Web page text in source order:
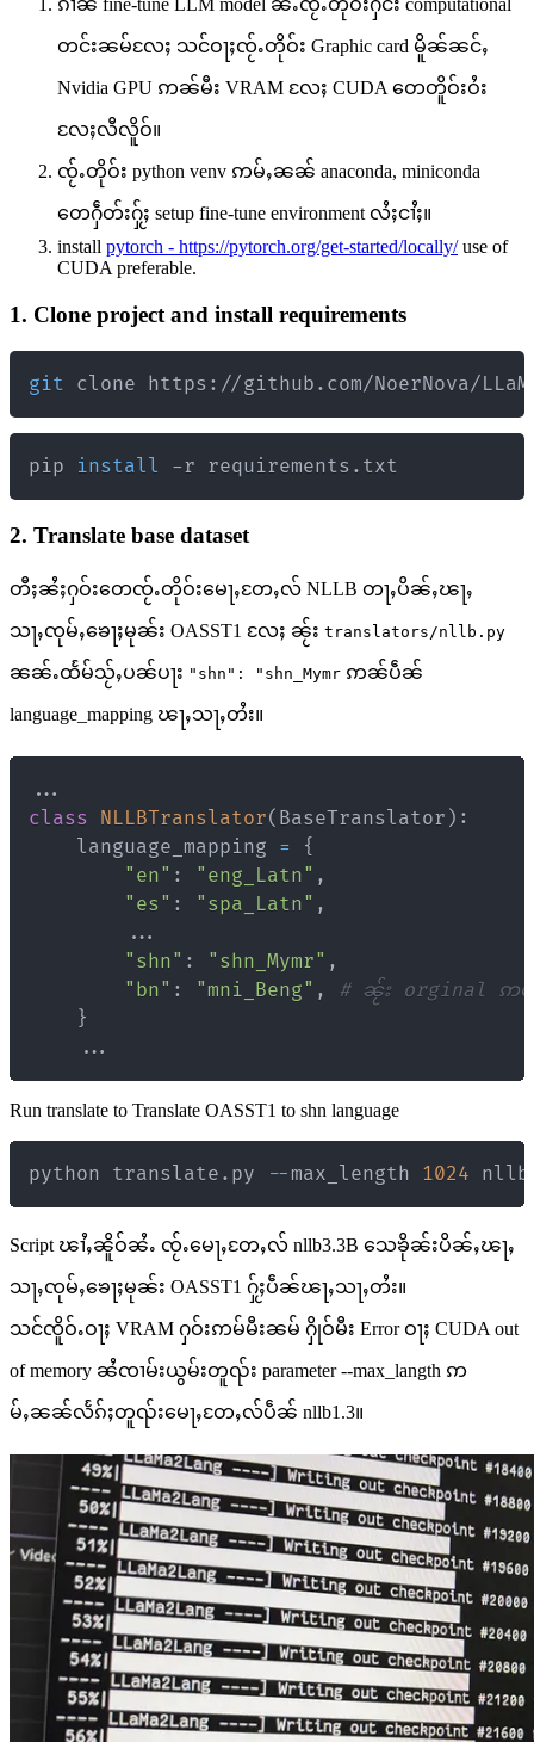
ၵၢၼ် fine-tune LLM model ၼႆႉၸႂ်ႉတိုဝ်းႁႅင်း computational
တင်းၼမ်လႄႈ သင်ဝႃႈၸႂ်ႉတိုဝ်း Graphic card မိူၼ်ၼင်ႇ
Nvidia GPU ဢၼ်မီး VRAM လႄႈ CUDA တေတိူဝ်းဝႆး
လႄႈလီလိူဝ်။
ၸႂ်ႉတိုဝ်း python venv ဢမ်ႇၼၼ် anaconda, miniconda
တေႁဵတ်းႁႂ်ႈ setup fine-tune environment လႆႈငၢႆႈ။
install pytorch - https://pytorch.org/get-started/locally/use of
CUDA preferable.
1. Clone project and install requirements
git clone https://github.com/NoerNova/
pip install -r requirements.txt
2. Translate base dataset
တီႈၼႆႈႁဝ်းတေၸႂ်ႉတိုဝ်းမေႃႇတႄႇလ် NLLB တႃႇပိၼ်ႇၽႃႇ
သႃႇၸုမ်ႇၶေႃႈမုၼ်း OASST1 လႄႈ ၼႂ်း translators/nllb.py
ၼၼ်ႉထႅမ်သႂ်ႇပၼ်ပႃး "shn": "shn_Mymr ဢၼ်ပဵၼ်
language_mapping ၽႃႇသႃႇတႆး။
...
class NLLBTranslator( BaseTranslator ) :
    language_mapping
=
{
"en" : "eng_Latn" ,
"es" : "spa_Latn" ,
...
"shn" : "shn_Mymr" ,
"bn" : "mni_Beng" ,
# ၼႂ်း orginal ဢမ်ႇ
}
...
Run translate to Translate OASST1 to shn language
python translate . py --max_length 1024
Script ၽၢႆႇၼိူဝ်ၼႆႉ ၸႂ်ႉမေႃႇတႄႇလ် nllb3.3B သေၶိုၼ်းပိၼ်ႇၽႃႇ
သႃႇၸုမ်ႇၶေႃႈမုၼ်း OASST1 ႁႂ်ႈပဵၼ်ၽႃႇသႃႇတႆး။
သင်ၸိူဝ်ႉဝႃႈ VRAM ႁဝ်းဢမ်မီးၼမ် ႁိုဝ်မီး Error ဝႃႈ CUDA out
of memory ၼႆၸၢမ်းယွမ်းတူၺ်း parameter --max_langth ဢ
မ်ႇၼၼ်လႅၵ်ႈတူၺ်းမေႃႇတႄႇလ်ပဵၼ် nllb1.3။